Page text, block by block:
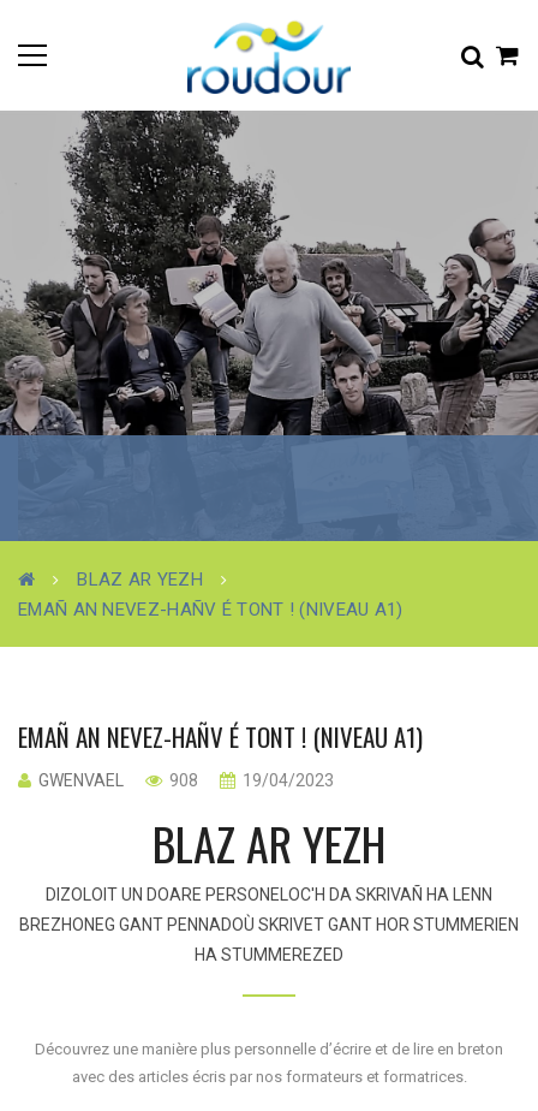
BLAZ AR YEZH
EMAÑ AN NEVEZ-HAÑV É TONT ! (NIVEAU A1)
EMAÑ AN NEVEZ-HAÑV É TONT ! (NIVEAU A1)
GWENVAEL 908 19/04/2023
BLAZ AR YEZH
DIZOLOIT UN DOARE PERSONELOC'H DA SKRIVAÑ HA LENN
BREZHONEG GANT PENNADOÙ SKRIVET GANT HOR STUMMERIEN
HA STUMMEREZED
Découvrez une manière plus personnelle d’écrire et de lire en breton
avec des articles écris par nos formateurs et formatrices.